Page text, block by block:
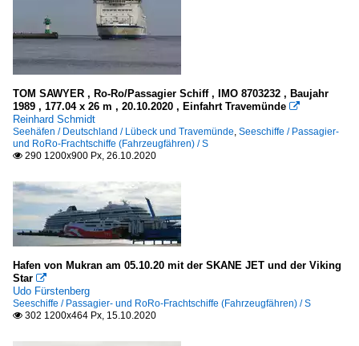
TOM SAWYER , Ro-Ro/Passagier Schiff , IMO 8703232 , Baujahr
1989 , 177.04 x 26 m , 20.10.2020 , Einfahrt Travemünde 
Reinhard Schmidt
Seehäfen / Deutschland / Lübeck und Travemünde, Seeschiffe / Passagier-
und RoRo-Frachtschiffe (Fahrzeugfähren) / S
 290 1200x900 Px, 26.10.2020
Hafen von Mukran am 05.10.20 mit der SKANE JET und der Viking
Star 
Udo Fürstenberg
Seeschiffe / Passagier- und RoRo-Frachtschiffe (Fahrzeugfähren) / S
 302 1200x464 Px, 15.10.2020